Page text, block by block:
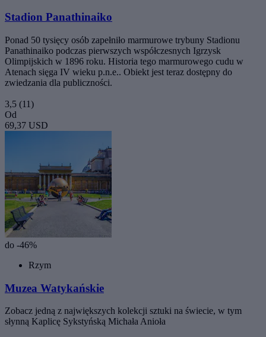
Stadion Panathinaiko
Ponad 50 tysięcy osób zapełniło marmurowe trybuny Stadionu
Panathinaiko podczas pierwszych współczesnych Igrzysk
Olimpijskich w 1896 roku. Historia tego marmurowego cudu w
Atenach sięga IV wieku p.n.e.. Obiekt jest teraz dostępny do
zwiedzania dla publiczności.
3,5 (11)
Od
69,37 USD
do -46%
Rzym
Muzea Watykańskie
Zobacz jedną z największych kolekcji sztuki na świecie, w tym
słynną Kaplicę Sykstyńską Michała Anioła